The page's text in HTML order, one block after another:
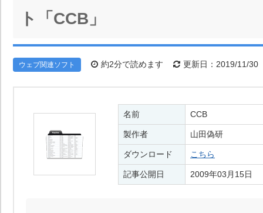
ト「CCB」
ウェブ関連ソフト 約2分で読めます 更新日：2019/11/30
名前 CCB
製作者 山田偽研
ダウンロード こちら
記事公開日 2009年03月15日